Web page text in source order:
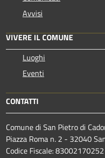
Avvisi
VIVERE IL COMUNE
Luoghi
Eventi
CONTATTI
Comune di San Pietro di
Piazza Roma n. 2 - 32040
Codice Fiscale: 83002170252